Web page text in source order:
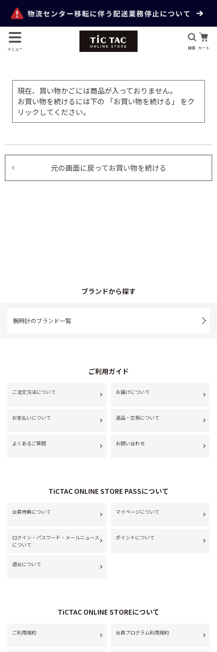
メニュー 検索 カート
現在、買い物かごには商品が入っておりません。
お買い物を続けるには下の 「お買い物を続ける」 をク
リックしてください。
元の画面に戻ってお買い物を続ける
ブランドから探す
腕時計のブランド一覧
ご利用ガイド
ご注文方法について お届けについて
お支払いについて 返品・交換について
よくあるご質問 お問い合わせ
TiCTAC ONLINE STORE PASSについて
会員特典について マイページについて
ログイン・パスワード・メールニュース
について
ポイントについて
退会について
TiCTAC ONLINE STOREについて
ご利用規約 会員プログラム利用規約